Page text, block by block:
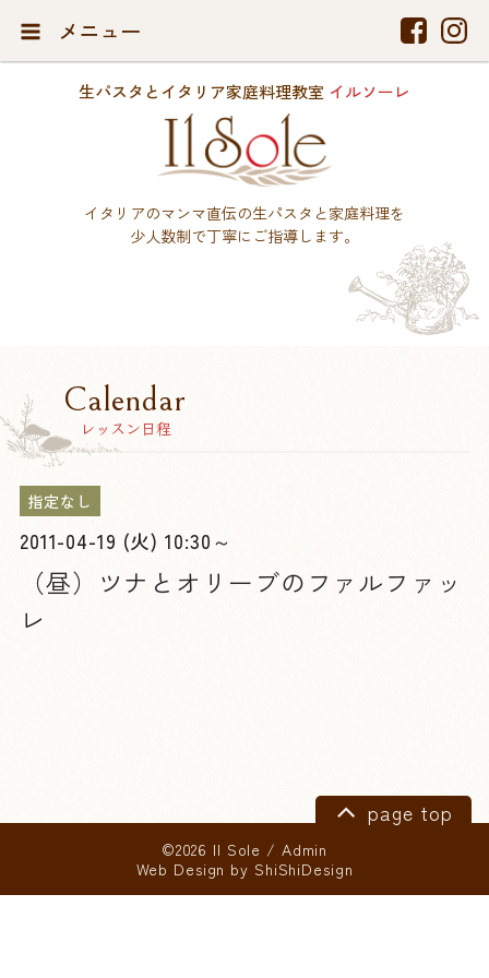
メニュー
生パスタとイタリア家庭料理教室 イルソーレ
イタリアのマンマ直伝の生パスタと家庭料理を
少人数制で丁寧にご指導します。
Calendar
レッスン日程
指定なし
2011-04-19 (火) 10:30～
（昼）ツナとオリーブのファルファッ
レ
page top
©2026 Il Sole / Admin
Web Design by ShiShiDesign